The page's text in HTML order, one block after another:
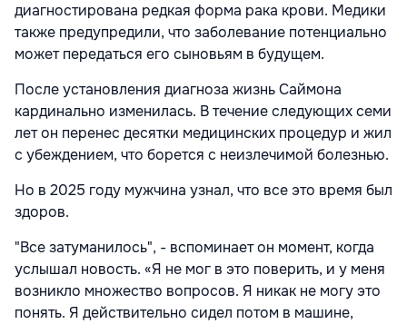
диагностирована редкая форма рака крови. Медики
также предупредили, что заболевание потенциально
может передаться его сыновьям в будущем.
После установления диагноза жизнь Саймона
кардинально изменилась. В течение следующих семи
лет он перенес десятки медицинских процедур и жил
с убеждением, что борется с неизлечимой болезнью.
Но в 2025 году мужчина узнал, что все это время был
здоров.
"Все затуманилось", - вспоминает он момент, когда
услышал новость. «Я не мог в это поверить, и у меня
возникло множество вопросов. Я никак не могу это
понять. Я действительно сидел потом в машине,